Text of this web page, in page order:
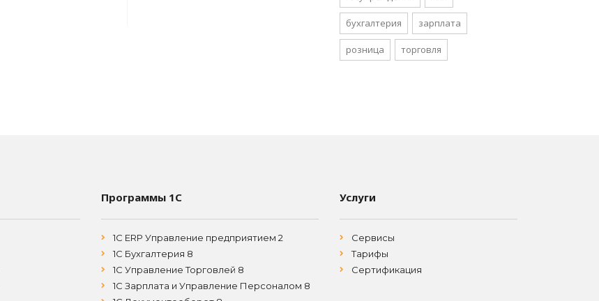
бухгалтерия зарплата
розница торговля
Программы 1С
1С ERP Управление предприятием 2
1С Бухгалтерия 8
1С Управление Торговлей 8
1С Зарплата и Управление Персоналом 8
Услуги
Сервисы
Тарифы
Сертификация